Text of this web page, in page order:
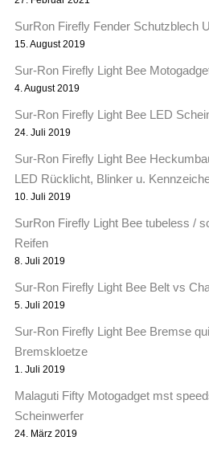
SurRon Firefly Fender Schutzblech
15. August 2019
Sur-Ron Firefly Light Bee
4. August 2019
Sur-Ron Firefly Light Bee LED
24. Juli 2019
Sur-Ron Firefly Light Bee
LED Rücklicht, Blinker u.
10. Juli 2019
SurRon Firefly Light Bee tubeless /
Reifen
8. Juli 2019
Sur-Ron Firefly Light Bee Belt vs
5. Juli 2019
Sur-Ron Firefly Light Bee Bremse
Bremskloetze
1. Juli 2019
Malaguti Fifty Motogadget mst
Scheinwerfer
24. März 2019